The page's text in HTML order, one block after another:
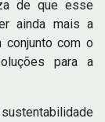
de que esse
ainda mais a
conjunto com o
para a